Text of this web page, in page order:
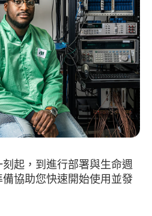
起，到進行部署與生命週
協助您快速開始使用並發